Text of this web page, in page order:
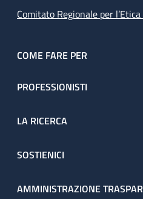
Comitato Regionale per
COME FARE PER
PROFESSIONISTI
LA RICERCA
SOSTIENICI
AMMINISTRAZIONE